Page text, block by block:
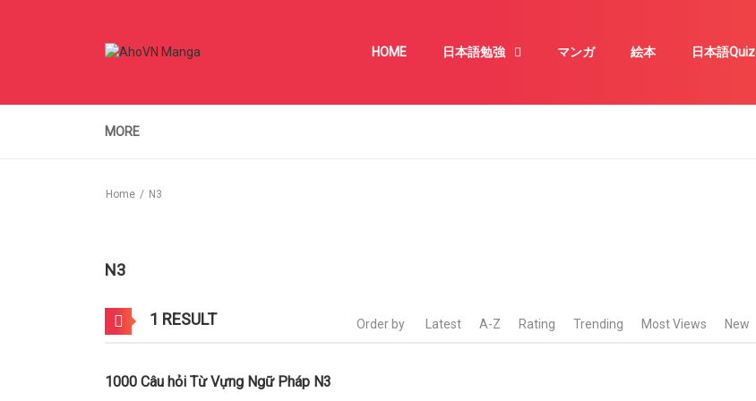
HOME 日本語勉強 マンガ 絵本 日本語Quiz
MORE
Home N3
N3
1 RESULT Order by Latest A-Z Rating Trending Most Views New
1000 Câu hỏi Từ Vựng Ngữ Pháp N3